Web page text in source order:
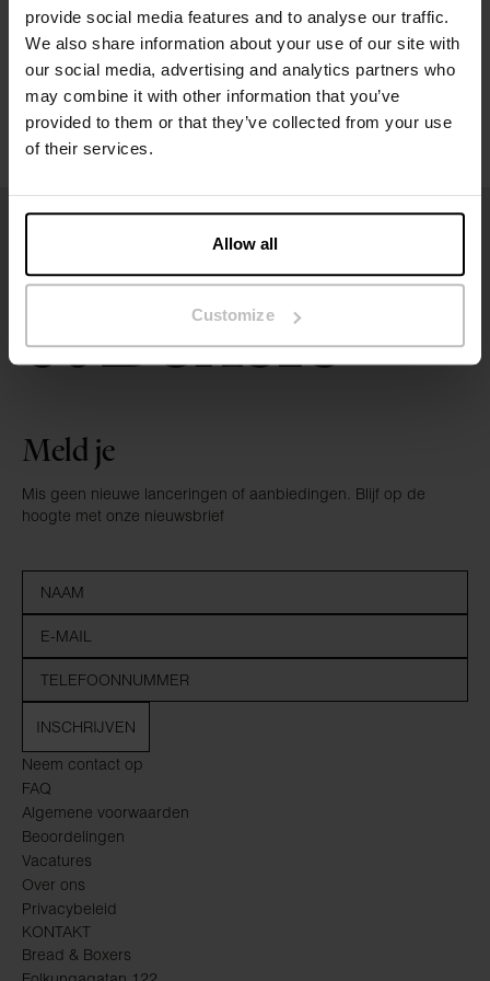
provide social media features and to analyse our traffic.
We also share information about your use of our site with
our social media, advertising and analytics partners who
may combine it with other information that you’ve
provided to them or that they’ve collected from your use
of their services.
Allow all
Customize
Beoordelingen
Neem contact op
FAQ
Algemene voorwaarden
Beoordelingen
Vacatures
Over ons
Privacybeleid
KONTAKT
Bread & Boxers
Meld je
Mis geen nieuwe lanceringen of aanbiedingen. Blijf op de
hoogte met onze nieuwsbrief
INSCHRIJVEN